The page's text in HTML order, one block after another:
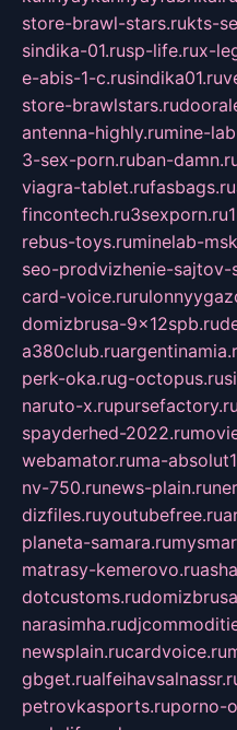
store-brawl-stars.rukts-
sindika-01.rusp-life.rux-
e-abis-1-c.rusindika01.ru
store-brawlstars.ru
antenna-highly.rumine-
3-sex-porn.ruban-
viagra-tablet.rufasbags.ru
fincontech.ru3sexporn.ru
rebus-toys.ruminelab-
seo-prodvizhenie-
card-voice.ru
domizbrusa-9x12spb.ru
a380club.ru
perk-oka.rug-octopus.ru
naruto-x.rupursefactory.ru
spayderhed-2022.ru
webamator.ruma-
nv-750.runews-plain.ru
dizfiles.ruyoutubefree.ru
planeta-samara.ru
matrasy-kemerovo.ru
dotcustoms.ru
narasimha.ru
newsplain.rucardvoice.ru
gbget.ru
petrovkasports.ruporno-